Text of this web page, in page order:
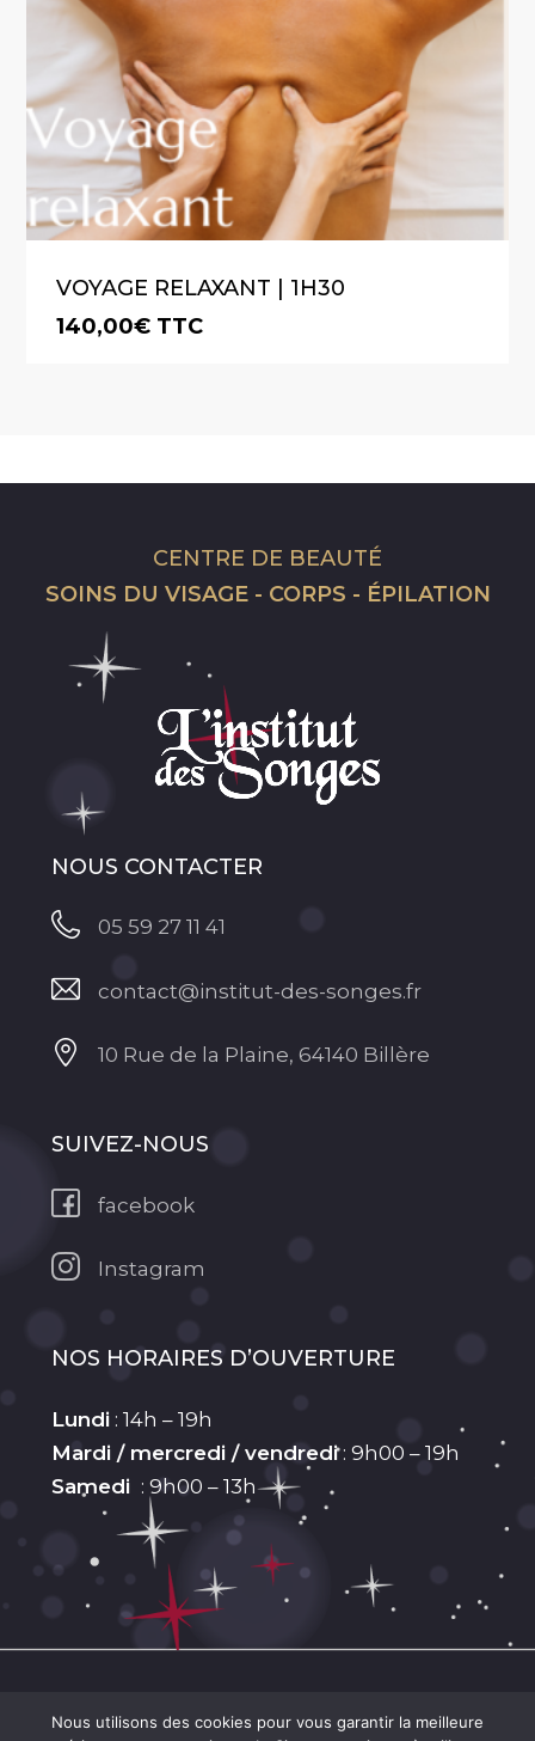
VOYAGE RELAXANT | 1H30
140,00€ TTC
CENTRE DE BEAUTÉ
SOINS DU VISAGE - CORPS - ÉPILATION
NOUS CONTACTER
05 59 27 11 41
contact@institut-des-songes.fr
10 Rue de la Plaine, 64140 Billère
SUIVEZ-NOUS
facebook
Instagram
NOS HORAIRES D’OUVERTURE
Lundi: 14h – 19h
Mardi / mercredi / vendredi: 9h00 – 19h
Samedi : 9h00 – 13h
© 2026 L'institut des Songes. Tous droits
Nous utilisons des cookies pour vous garantir la meilleure